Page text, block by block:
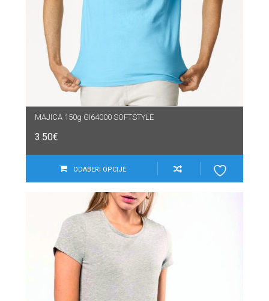
MAJICA 150g GI64000 SOFTSTYLE
3.50€
ODABERI OPCIJE